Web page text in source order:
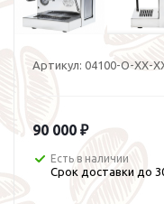
Артикул: 04100-O-XX-
90 000 ₽
Есть в наличии
Срок доставки до